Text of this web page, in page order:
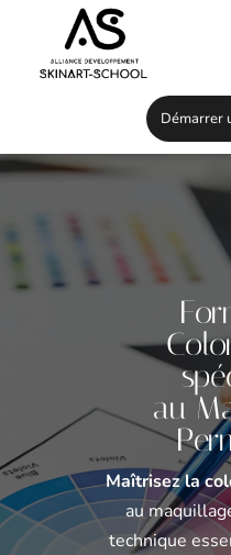
Démarrer
au
Maîtrisez la
au
technique